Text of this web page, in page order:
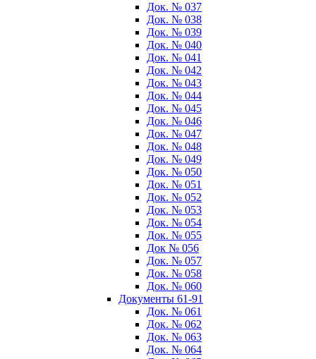
Док. № 037
Док. № 038
Док. № 039
Док. № 040
Док. № 041
Док. № 042
Док. № 043
Док. № 044
Док. № 045
Док. № 046
Док. № 047
Док. № 048
Док. № 049
Док. № 050
Док. № 051
Док. № 052
Док. № 053
Док. № 054
Док. № 055
Док № 056
Док. № 057
Док. № 058
Док. № 060
Документы 61-91
Док. № 061
Док. № 062
Док. № 063
Док. № 064